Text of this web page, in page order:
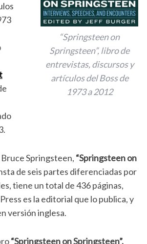
“Springsteen on
Springsteen”, libro de
entrevistas, discursos y
artículos del Boss de
1973 a 2012
Springsteen, “Springsteen on
de seis partes diferenciadas por
tiene un total de 436 páginas,
es la editorial que lo publica, y
versión inglesa.
“Springsteen on Springsteen”.